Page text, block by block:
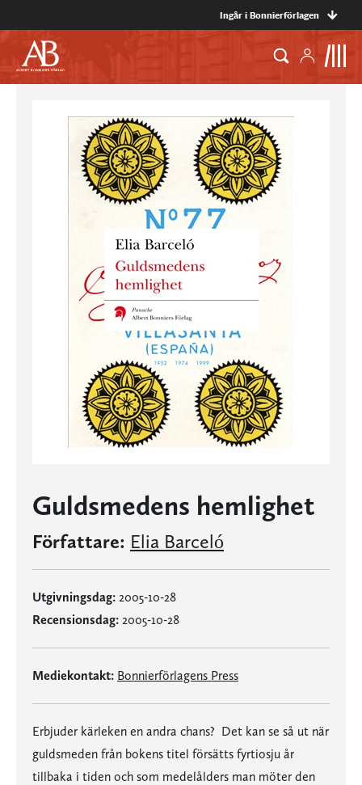
Ingår i Bonnierförlagen
Guldsmedens hemlighet
Författare: Elia Barceló
Utgivningsdag: 2005-10-28
Recensionsdag: 2005-10-28
Mediekontakt: Bonnierförlagens Press
Erbjuder kärleken en andra chans? Det kan se så ut när
guldsmeden från bokens titel försätts fyrtiosju år
tillbaka i tiden och som medelålders man möter den